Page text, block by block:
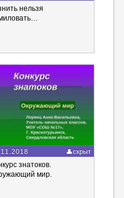
нельзя
скрыт
знатоков.
мир.